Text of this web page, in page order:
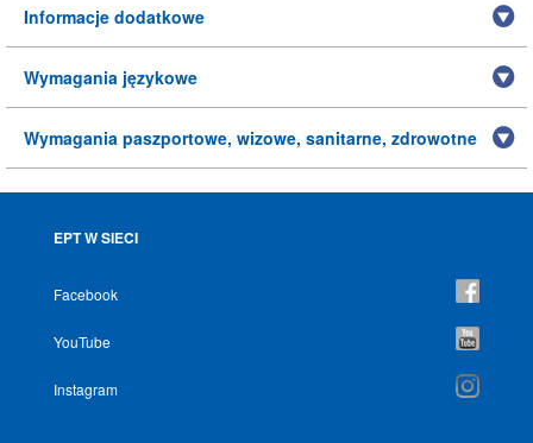
Informacje dodatkowe
Wymagania językowe
Wymagania paszportowe, wizowe, sanitarne, zdrowotne
EPT W SIECI
Facebook
YouTube
Instagram